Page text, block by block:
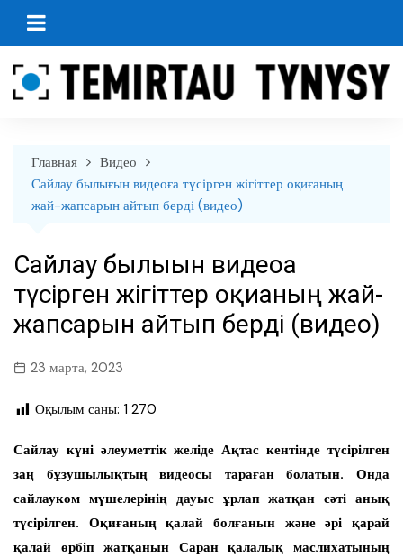
перейти
Главная
Видео
Сайлау былығын видеоға түсірген жігіттер оқиғаның
жай-жапсарын айтып берді (видео)
Сайлау былығын видеоға
түсірген жігіттер оқиғаның жай-
жапсарын айтып берді (видео)
23 марта, 2023
Оқылым саны: 1 270
Сайлау күні әлеуметтік желіде Ақтас кентінде түсірілген
заң бұзушылықтың видеосы тараған болатын. Онда
сайлауком мүшелерінің дауыс ұрлап жатқан сәті анық
түсірілген. Оқиғаның қалай болғанын және әрі қарай
қалай өрбіп жатқанын Саран қалалық маслихатының